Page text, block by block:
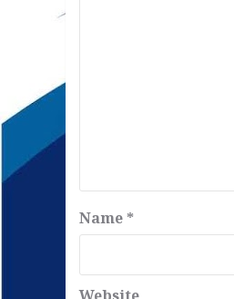
Name *